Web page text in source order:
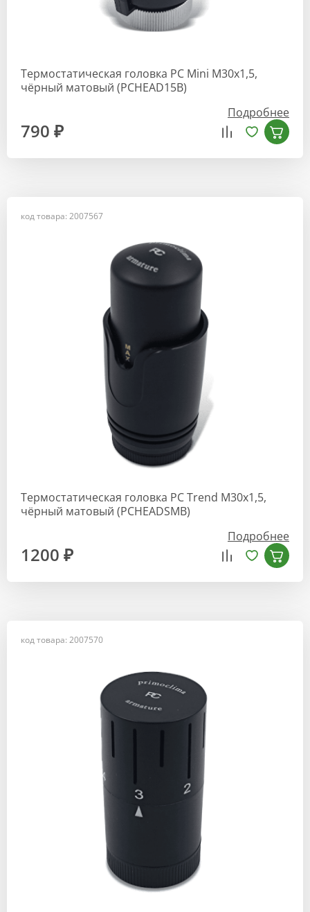
Термостатическая головка РС Mini М30х1,5,
чёрный матовый (PCHEAD15B)
Подробнее
790 ₽
код товара: 2007567
Термостатическая головка РС Trend М30х1,5,
чёрный матовый (PCHEADSMB)
Подробнее
1200 ₽
код товара: 2007570